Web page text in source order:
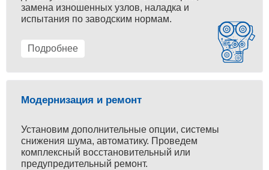
замена изношенных узлов, наладка и
испытания по заводским нормам.
Подробнее
Модернизация и ремонт
Установим дополнительные опции, системы
снижения шума, автоматику. Проведем
комплексный восстановительный или
предупредительный ремонт.